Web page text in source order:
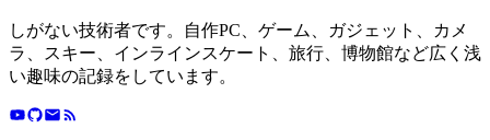
しがない技術者です。自作PC、ゲーム、ガジェット、カメ
ラ、スキー、インラインスケート、旅行、博物館など広く浅
い趣味の記録をしています。